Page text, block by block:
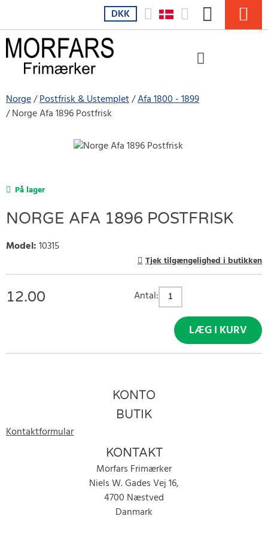
DKK
Norge Postfrisk & Ustemplet Afa 1800 - 1899
Norge Afa 1896 Postfrisk
På lager
NORGE AFA 1896 POSTFRISK
Model:10315
Tjek tilgængelighed i butikken
12.00 Antal:
LÆG I KURV
KONTO
BUTIK
Kontaktformular
KONTAKT
Morfars Frimærker
Niels W. Gades Vej 16,
4700 Næstved
Danmark